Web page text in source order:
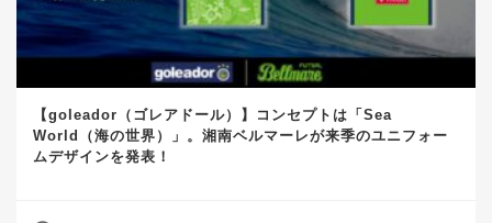
【goleador（ゴレアドール）】コンセプトは「Sea
World（海の世界）」。湘南ベルマーレが来季のユニフォー
ムデザインを発表！